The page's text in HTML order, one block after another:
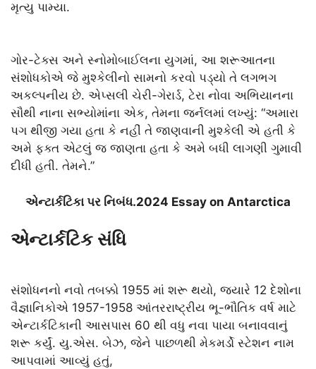
મૃત્યુ પામ્યા.
ગોર-ટેક્સ અને સ્નોમોબાઈલના યુગમાં, આ શરૂઆતના
સંશોધકોએ જે મુશ્કેલીનો સામનો કરવો પડ્યો તે લગભગ
અકલ્પનીય છે. એપ્સલી ચેરી-ગેરાર્ડ, ટેરા નોવા અભિયાનના
સૌથી નાના સભ્યોમાંના એક, તેમના જર્નલમાં લખ્યું: “અમારા
પગ થીજી ગયા હતા કે નહીં તે જાણવાની મુશ્કેલી એ હતી કે
અમે ફક્ત એટલું જ જાણતા હતા કે અમે બધી લાગણી ગુમાવી
દીધી હતી. તેમને.”
એન્ટાર્કટિકા પર નિબંધ.2024 Essay on Antarctica
એન્ટાર્કટિક સંધિ
સંશોધનનો નવો તબક્કો 1955 માં શરૂ થયો, જ્યારે 12 દેશોના
વૈજ્ઞાનિકોએ 1957-1958 આંતરરાષ્ટ્રીય ભૂ-ભૌતિક વર્ષ માટે
એન્ટાર્કટિકાની આસપાસ 60 થી વધુ નવા પાયા બનાવવાનું
શરૂ કર્યું. યુ.એસ. બેઝ, જેને પાછળથી મેકમર્ડો સ્ટેશન નામ
આપવામાં આવ્યું હતું,